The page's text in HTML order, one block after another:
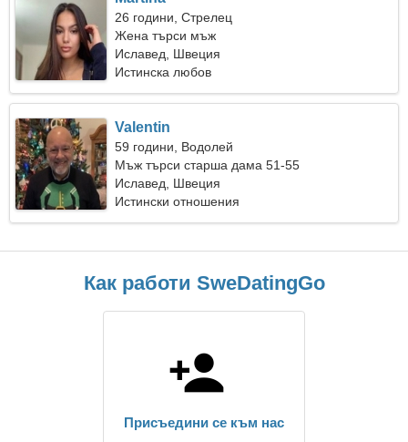
26 години, Стрелец
Жена търси мъж
Иславед, Швеция
Истинска любов
Valentin
59 години, Водолей
Мъж търси старша дама 51-55
Иславед, Швеция
Истински отношения
Как работи SweDatingGo
Присъедини се към нас